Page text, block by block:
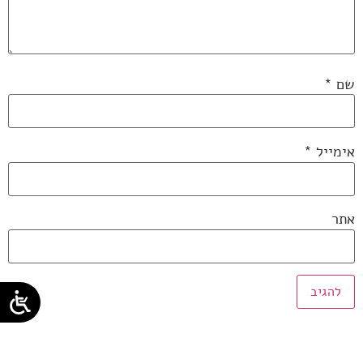
שם *
אימייל *
אתר